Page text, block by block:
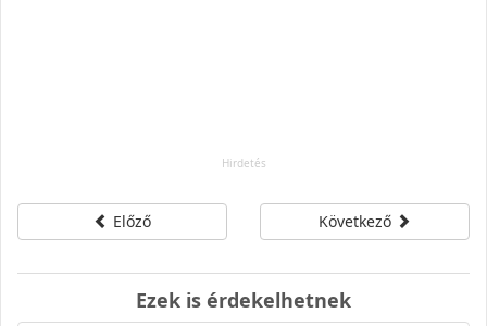
Előző Következő
Ezek is érdekelhetnek